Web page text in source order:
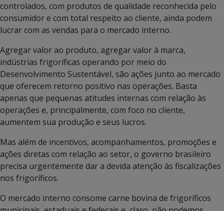
controlados, com produtos de qualidade reconhecida pelo
consumidor e com total respeito ao cliente, ainda podem
lucrar com as vendas para o mercado interno.
Agregar valor ao produto, agregar valor à marca,
indústrias frigoríficas operando por meio do
Desenvolvimento Sustentável, são ações junto ao mercado
que oferecem retorno positivo nas operações. Basta
apenas que pequenas atitudes internas com relação às
operações e, principalmente, com foco no cliente,
aumentem sua produção e seus lucros.
Mas além de incentivos, acompanhamentos, promoções e
ações diretas com relação ao setor, o governo brasileiro
precisa urgentemente dar a devida atenção às fiscalizações
nos frigoríficos.
O mercado interno consome carne bovina de frigoríficos